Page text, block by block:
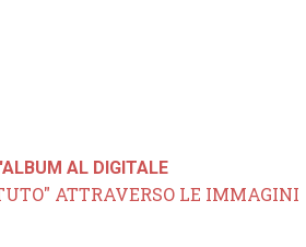
AL DIGITALE
ATTRAVERSO LE IMMAGINI